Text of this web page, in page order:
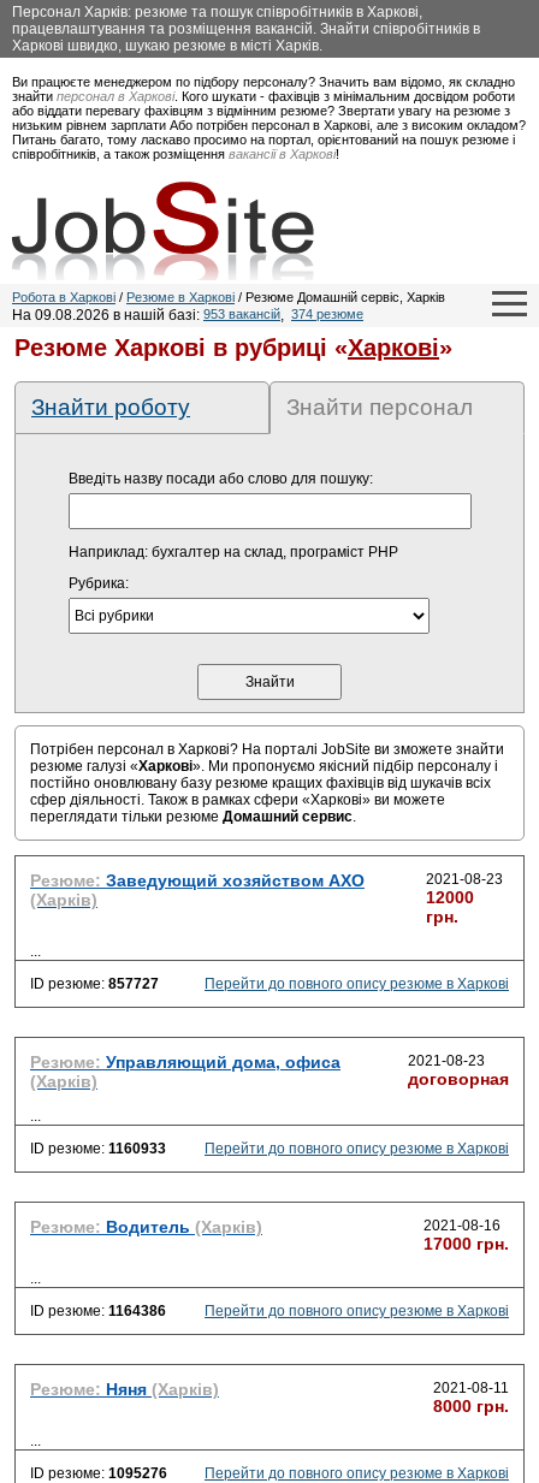
Персонал Харків: резюме та пошук співробітників в Харкові,
працевлаштування та розміщення вакансій. Знайти співробітників в
Харкові швидко, шукаю резюме в місті Харків.
Ви працюєте менеджером по підбору персоналу? Значить вам відомо, як складно
знайти персонал в Харкові. Кого шукати - фахівців з мінімальним досвідом роботи
або віддати перевагу фахівцям з відмінним резюме? Звертати увагу на резюме з
низьким рівнем зарплати Або потрібен персонал в Харкові, але з високим окладом?
Питань багато, тому ласкаво просимо на портал, орієнтований на пошук резюме і
співробітників, а також розміщення вакансії в Харкові!
Робота в Харкові / Резюме в Харкові / Резюме Домашній сервіс, Харків
На 09.08.2026 в нашій базі: 953 вакансій, 374 резюме
Резюме Харкові в рубриці «Харкові»
Знайти роботу Знайти персонал
Введіть назву посади або слово для пошуку:
Наприклад: бухгалтер на склад, програміст PHP
Рубрика:
Потрібен персонал в Харкові? На порталі JobSite ви зможете знайти
резюме галузі «Харкові». Ми пропонуємо якісний підбір персоналу і
постійно оновлювану базу резюме кращих фахівців від шукачів всіх
сфер діяльності. Також в рамках сфери «Харкові» ви можете
переглядати тільки резюме Домашний сервис.
Резюме: Заведующий хозяйством АХО
(Харків)
2021-08-23
12000
грн.
...
ID резюме: 857727 Перейти до повного опису резюме в Харкові
Резюме: Управляющий дома, офиса
(Харків)
2021-08-23
договорная
...
ID резюме: 1160933 Перейти до повного опису резюме в Харкові
Резюме: Водитель (Харків) 2021-08-16
17000 грн.
...
ID резюме: 1164386 Перейти до повного опису резюме в Харкові
Резюме: Няня (Харків) 2021-08-11
8000 грн.
...
ID резюме: 1095276 Перейти до повного опису резюме в Харкові